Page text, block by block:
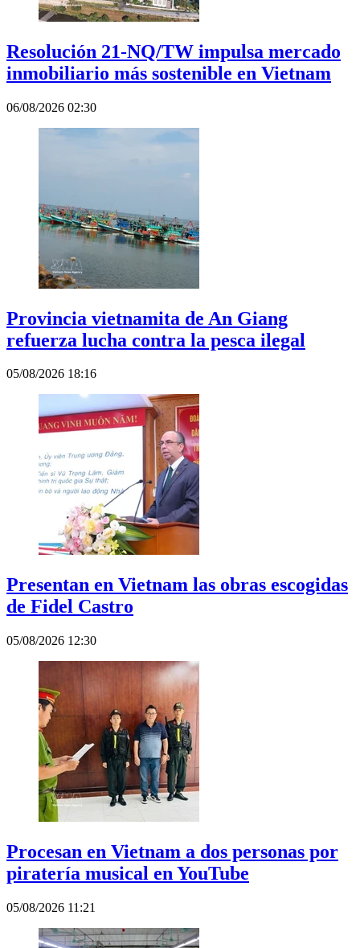
Resolución 21-NQ/TW impulsa mercado
inmobiliario más sostenible en Vietnam
06/08/2026 02:30
Provincia vietnamita de An Giang
refuerza lucha contra la pesca ilegal
05/08/2026 18:16
Presentan en Vietnam las obras escogidas
de Fidel Castro
05/08/2026 12:30
Procesan en Vietnam a dos personas por
piratería musical en YouTube
05/08/2026 11:21